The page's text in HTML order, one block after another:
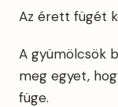
Az érett fügét
A gyümölcsök
meg egyet,
füge.